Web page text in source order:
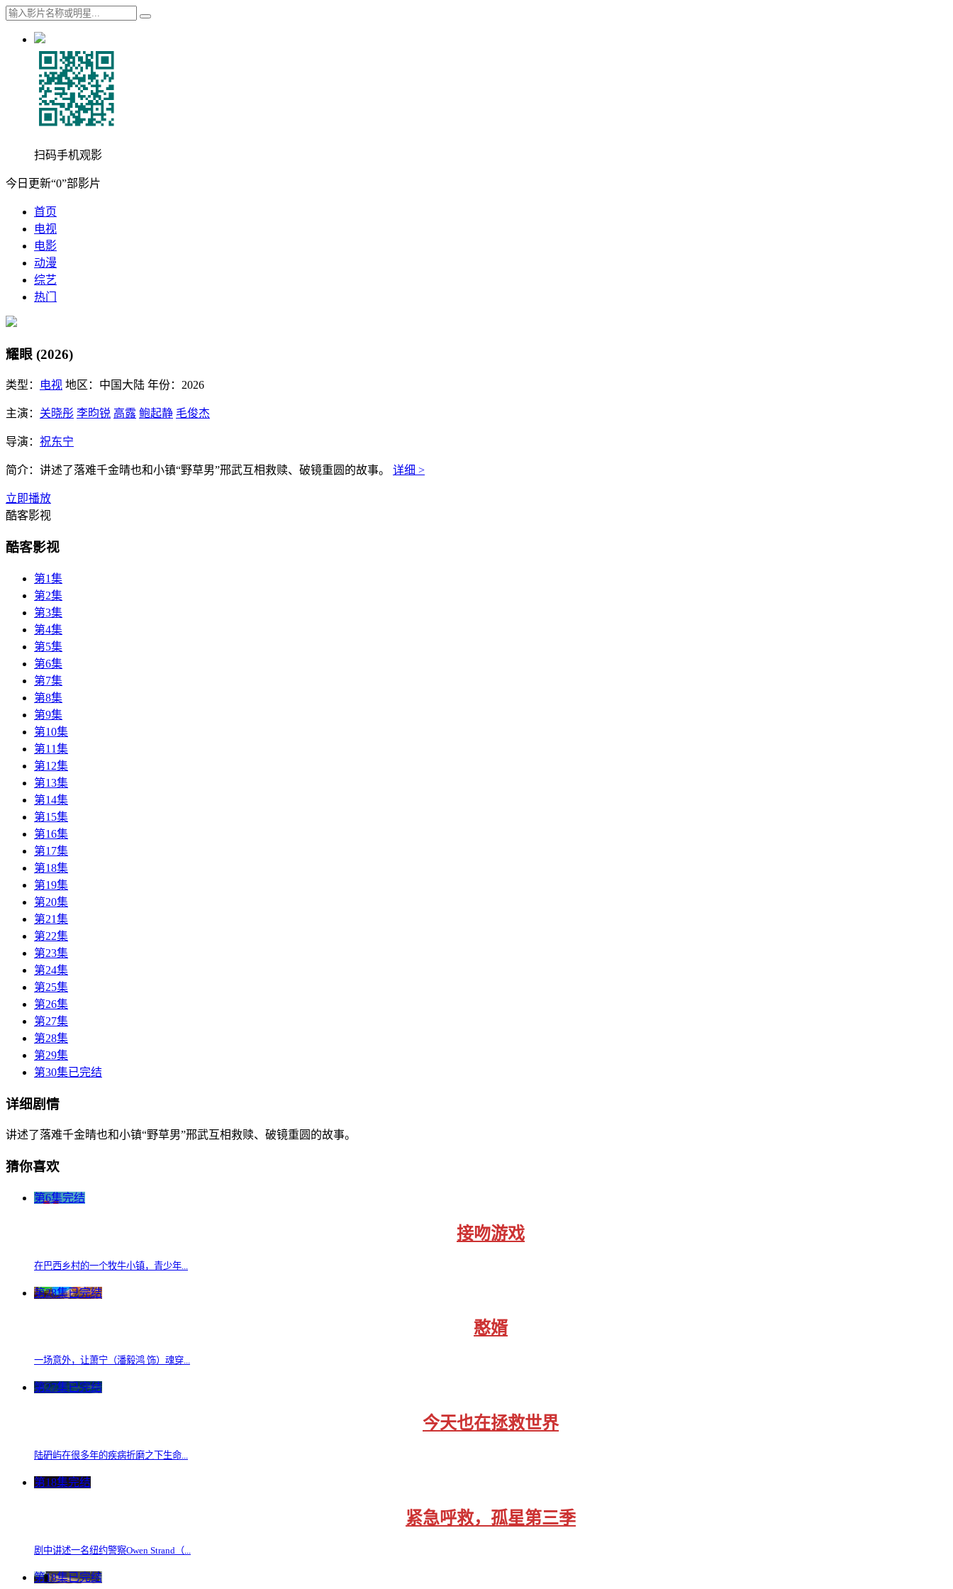
扫码手机观影
今日更新“0”部影片
首页
电视
电影
动漫
综艺
热门
耀眼 (2026)
类型： 电视 地区： 中国大陆 年份： 2026
主演： 关晓彤 李昀锐 高露 鲍起静 毛俊杰
导演： 祝东宁
简介： 讲述了落难千金晴也和小镇“野草男”邢武互相救赎、破镜重圆的故事。 详细 >
立即播放
酷客影视
酷客影视
第1集
第2集
第3集
第4集
第5集
第6集
第7集
第8集
第9集
第10集
第11集
第12集
第13集
第14集
第15集
第16集
第17集
第18集
第19集
第20集
第21集
第22集
第23集
第24集
第25集
第26集
第27集
第28集
第29集
第30集已完结
详细剧情
讲述了落难千金晴也和小镇“野草男”邢武互相救赎、破镜重圆的故事。
猜你喜欢
第6集完结
接吻游戏
在巴西乡村的一个牧牛小镇，青少年...
第28集已完结
憨婿
一场意外，让萧宁（潘毅鸿 饰）魂穿...
第27集已完结
今天也在拯救世界
陆砃屿在很多年的疾病折磨之下生命...
第18集完结
紧急呼救，孤星第三季
剧中讲述一名纽约警察Owen Strand（...
第18集已完结